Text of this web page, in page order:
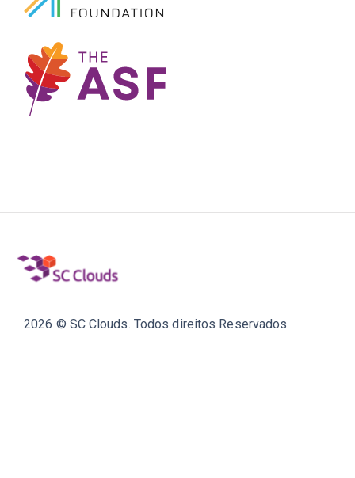
2026 © SC Clouds. Todos direitos Reservados